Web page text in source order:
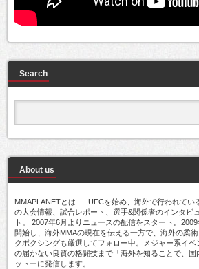
Search
About us
MMAPLANETとは..... UFCを始め、海外で行われてい
の大会情報、試合レポート、選手&関係者のインタビ
ト。 2007年6月よりニュースの配信をスタート。
開始し、海外MMAの現在を伝える一方で、海外の柔
クボクシングも厳選してフォロー中。メジャー系イベ
の届かない良質の格闘技まで「海外を知ることで、
ットーに発信します。